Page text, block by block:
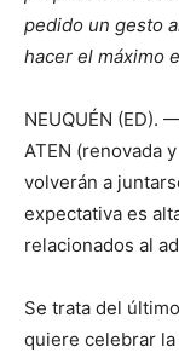
pedido un gesto
hacer el máximo
NEUQUÉN (ED).
ATEN (renovada
volverán a
expectativa es
relacionados al
Se trata del
quiere celebrar